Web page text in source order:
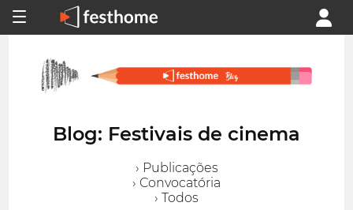
Blog: Festivais de cinema
› Publicações
› Convocatória
› Todos